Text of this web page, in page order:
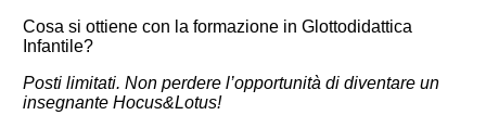
Cosa si ottiene con la formazione in Glottodidattica
Infantile?
Posti limitati. Non perdere l’opportunità di diventare un
insegnante Hocus&Lotus!